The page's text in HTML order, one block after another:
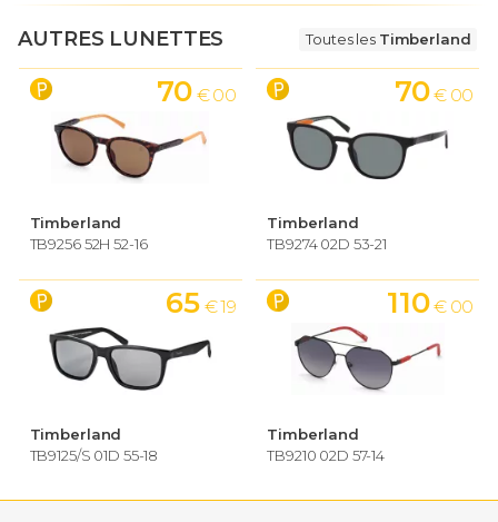
AUTRES LUNETTES Toutes les Timberland
Timberland
TB9256 52H 52-16
70 € 00
Timberland
TB9274 02D 53-21
70 € 00
Timberland
TB9125/S 01D 55-18
65 € 19
Timberland
TB9210 02D 57-14
110 € 00